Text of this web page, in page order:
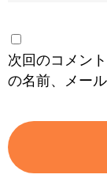
次回のコメン
の名前、メー